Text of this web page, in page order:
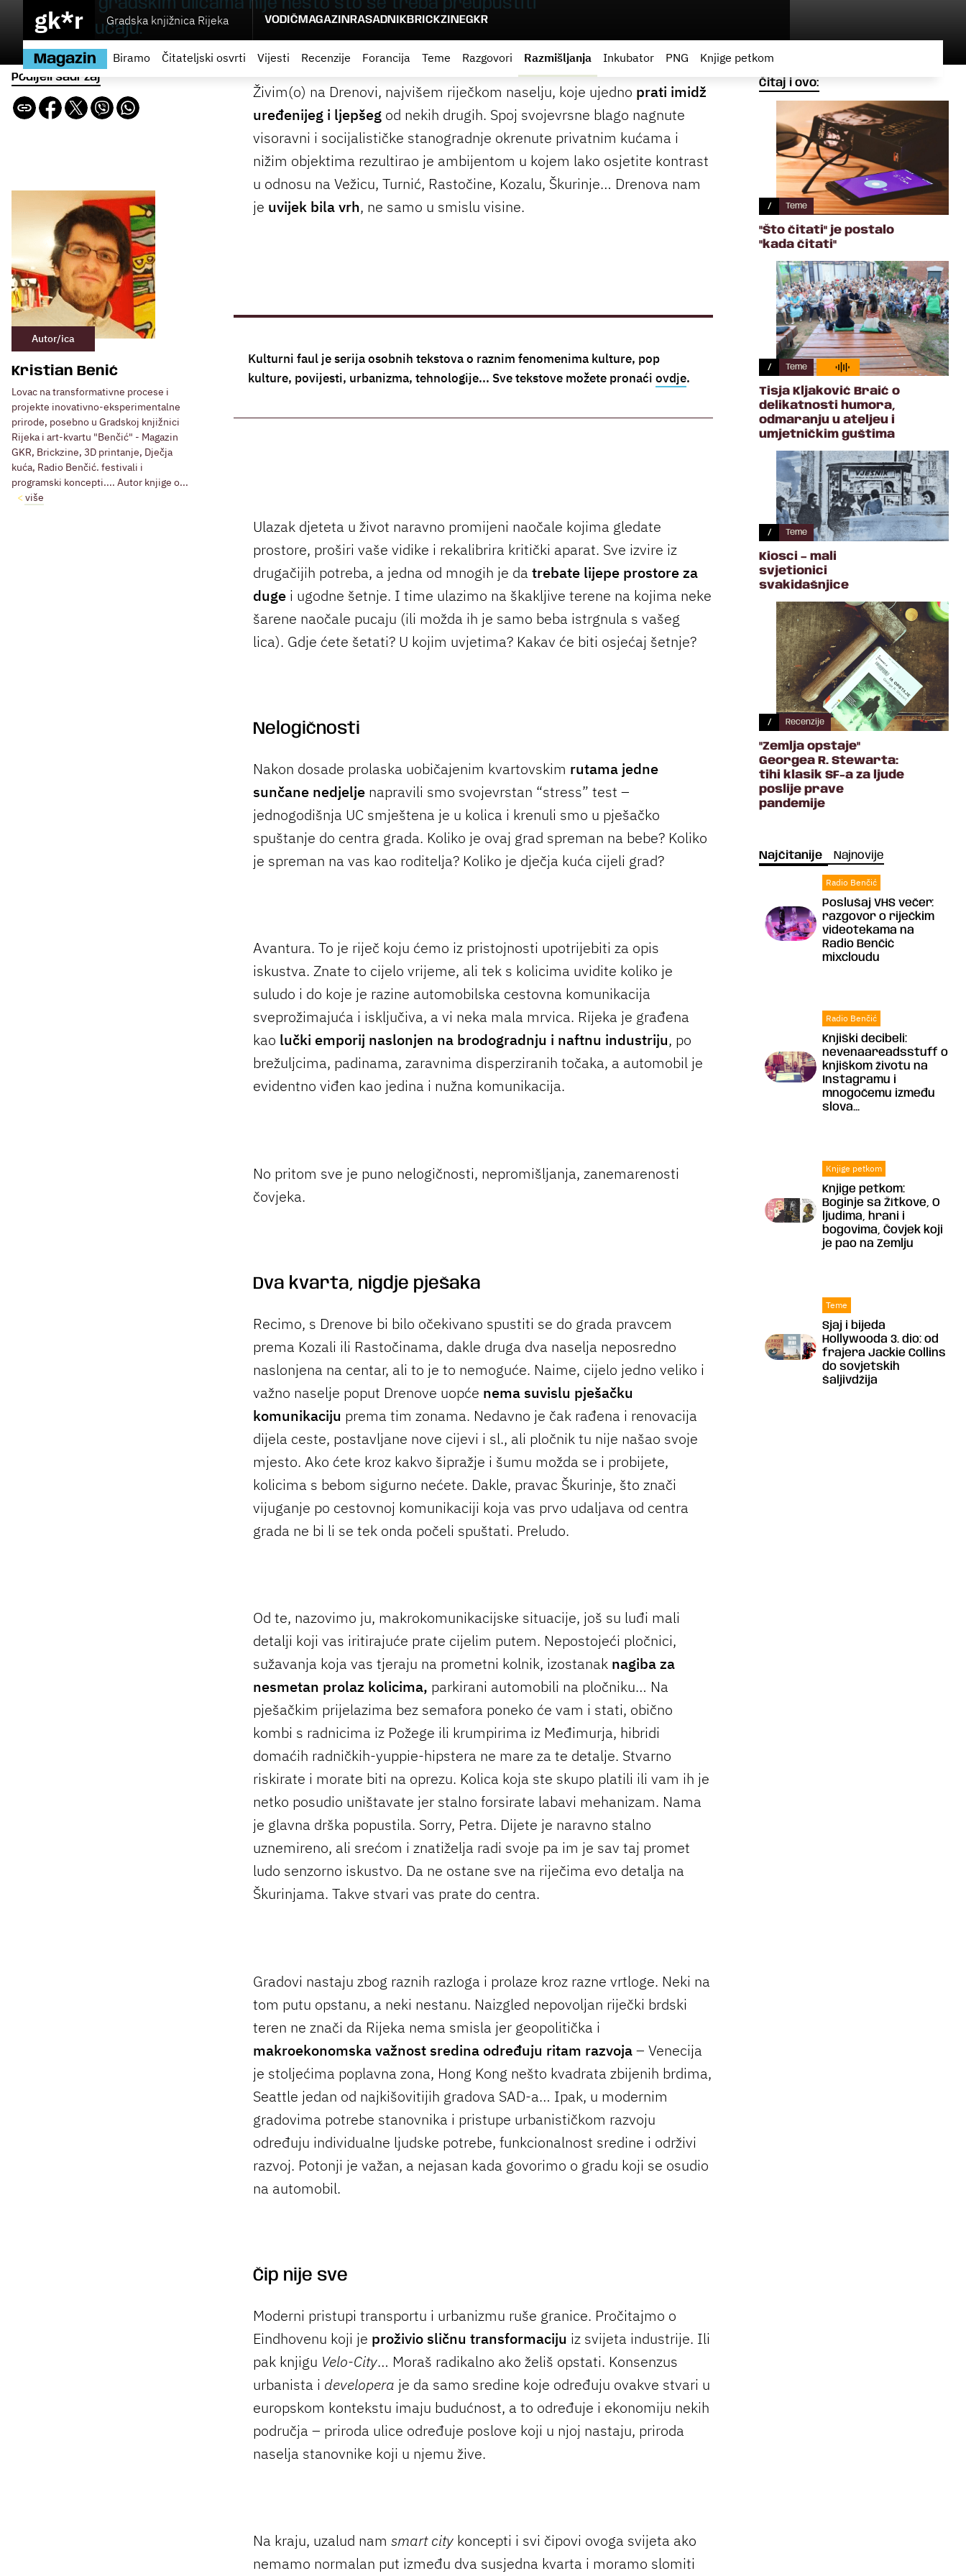
gk*r Gradska knjižnica Rijeka VODIČMAGAZINRASADNIKBRICKZINEGKR
Magazin Biramo Čitateljski osvrti Vijesti Recenzije Forancija Teme Razgovori Razmišljanja Inkubator PNG Knjige petkom
Kretanje gradskim ulicama nije nešto što se treba preupustiti
stihiji i slučaju.
Podijeli sadržaj
Autor/ica
Kristian Benić
Lovac na transformativne procese i
projekte inovativno-eksperimentalne
prirode, posebno u Gradskoj knjižnici
Rijeka i art-kvartu "Benčić" - Magazin
GKR, Brickzine, 3D printanje, Dječja
kuća, Radio Benčić. festivali i
programski koncepti.... Autor knjige o...
više
Živim(o) na Drenovi, najvišem riječkom naselju, koje ujedno prati imidž
uređenijeg i ljepšeg od nekih drugih. Spoj svojevrsne blago nagnute
visoravni i socijalističke stanogradnje okrenute privatnim kućama i
nižim objektima rezultirao je ambijentom u kojem lako osjetite kontrast
u odnosu na Vežicu, Turnić, Rastočine, Kozalu, Škurinje… Drenova nam
je uvijek bila vrh, ne samo u smislu visine.
Kulturni faul je serija osobnih tekstova o raznim fenomenima kulture, pop
kulture, povijesti, urbanizma, tehnologije... Sve tekstove možete pronaćiovdje.
Ulazak djeteta u život naravno promijeni naočale kojima gledate
prostore, proširi vaše vidike i rekalibrira kritički aparat. Sve izvire iz
drugačijih potreba, a jedna od mnogih je da trebate lijepe prostore za
duge i ugodne šetnje. I time ulazimo na škakljive terene na kojima neke
šarene naočale pucaju (ili možda ih je samo beba istrgnula s vašeg
lica). Gdje ćete šetati? U kojim uvjetima? Kakav će biti osjećaj šetnje?
Nelogičnosti
Nakon dosade prolaska uobičajenim kvartovskim rutama jedne
sunčane nedjelje napravili smo svojevrstan “stress” test –
jednogodišnja UC smještena je u kolica i krenuli smo u pješačko
spuštanje do centra grada. Koliko je ovaj grad spreman na bebe? Koliko
je spreman na vas kao roditelja? Koliko je dječja kuća cijeli grad?
Avantura. To je riječ koju ćemo iz pristojnosti upotrijebiti za opis
iskustva. Znate to cijelo vrijeme, ali tek s kolicima uvidite koliko je
suludo i do koje je razine automobilska cestovna komunikacija
sveprožimajuća i isključiva, a vi neka mala mrvica. Rijeka je građena
kao lučki emporij naslonjen na brodogradnju i naftnu industriju, po
brežuljcima, padinama, zaravnima disperziranih točaka, a automobil je
evidentno viđen kao jedina i nužna komunikacija.
No pritom sve je puno nelogičnosti, nepromišljanja, zanemarenosti
čovjeka.
Dva kvarta, nigdje pješaka
Recimo, s Drenove bi bilo očekivano spustiti se do grada pravcem
prema Kozali ili Rastočinama, dakle druga dva naselja neposredno
naslonjena na centar, ali to je to nemoguće. Naime, cijelo jedno veliko i
važno naselje poput Drenove uopće nema suvislu pješačku
komunikaciju prema tim zonama. Nedavno je čak rađena i renovacija
dijela ceste, postavljane nove cijevi i sl., ali pločnik tu nije našao svoje
mjesto. Ako ćete kroz kakvo šipražje i šumu možda se i probijete,
kolicima s bebom sigurno nećete. Dakle, pravac Škurinje, što znači
vijuganje po cestovnoj komunikaciji koja vas prvo udaljava od centra
grada ne bi li se tek onda počeli spuštati. Preludo.
Od te, nazovimo ju, makrokomunikacijske situacije, još su luđi mali
detalji koji vas iritirajuće prate cijelim putem. Nepostojeći pločnici,
sužavanja koja vas tjeraju na prometni kolnik, izostanak nagiba za
nesmetan prolaz kolicima, parkirani automobili na pločniku… Na
pješačkim prijelazima bez semafora poneko će vam i stati, obično
kombi s radnicima iz Požege ili krumpirima iz Međimurja, hibridi
domaćih radničkih-yuppie-hipstera ne mare za te detalje. Stvarno
riskirate i morate biti na oprezu. Kolica koja ste skupo platili ili vam ih je
netko posudio uništavate jer stalno forsirate labavi mehanizam. Nama
je glavna drška popustila. Sorry, Petra. Dijete je naravno stalno
uznemireno, ali srećom i znatiželja radi svoje pa im je sav taj promet
ludo senzorno iskustvo. Da ne ostane sve na riječima evo detalja na
Škurinjama. Takve stvari vas prate do centra.
Gradovi nastaju zbog raznih razloga i prolaze kroz razne vrtloge. Neki na
tom putu opstanu, a neki nestanu. Naizgled nepovoljan riječki brdski
teren ne znači da Rijeka nema smisla jer geopolitička i
makroekonomska važnost sredina određuju ritam razvoja– Venecija
je stoljećima poplavna zona, Hong Kong nešto kvadrata zbijenih brdima,
Seattle jedan od najkišovitijih gradova SAD-a… Ipak, u modernim
gradovima potrebe stanovnika i pristupe urbanističkom razvoju
određuju individualne ljudske potrebe, funkcionalnost sredine i održivi
razvoj. Potonji je važan, a nejasan kada govorimo o gradu koji se osudio
na automobil.
Čip nije sve
Moderni pristupi transportu i urbanizmu ruše granice. Pročitajmo o
Eindhovenu koji je proživio sličnu transformaciju iz svijeta industrije. Ili
pak knjigu Velo-City… Moraš radikalno ako želiš opstati. Konsenzus
urbanista i developera je da samo sredine koje određuju ovakve stvari u
europskom kontekstu imaju budućnost, a to određuje i ekonomiju nekih
područja – priroda ulice određuje poslove koji u njoj nastaju, priroda
naselja stanovnike koji u njemu žive.
Na kraju, uzalud nam smart city koncepti i svi čipovi ovoga svijeta ako
nemamo normalan put između dva susjedna kvarta i moramo slomiti
Čitaj i ovo:
/ Teme
"Što čitati" je postalo
"kada čitati"
/ Teme
Tisja Kljaković Braić o
delikatnosti humora,
odmaranju u ateljeu i
umjetničkim guštima
/ Teme
Kiosci – mali
svjetionici
svakidašnjice
/ Recenzije
"Zemlja opstaje"
Georgea R. Stewarta:
tihi klasik SF-a za ljude
poslije prave
pandemije
Najčitanije Najnovije
Radio Benčić
Poslušaj VHS večer:
razgovor o riječkim
videotekama na
Radio Benčić
mixcloudu
Radio Benčić
Knjiški decibeli:
nevenaareadsstuff o
knjiškom životu na
Instagramu i
mnogočemu između
slova...
Knjige petkom
Knjige petkom:
Boginje sa Žítkove, O
ljudima, hrani i
bogovima, Čovjek koji
je pao na Zemlju
Teme
Sjaj i bijeda
Hollywooda 3. dio: od
frajera Jackie Collins
do sovjetskih
šaljivdžija